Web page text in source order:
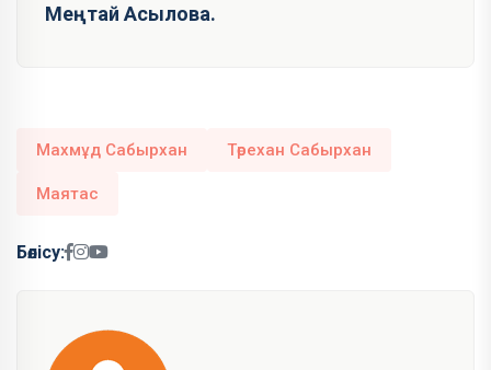
Меңтай Асылова.
Махмұд Сабырхан Төрехан Сабырхан
Маятас
Бөлісу: